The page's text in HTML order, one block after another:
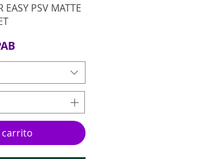
EASY PSV MATTE
carrito